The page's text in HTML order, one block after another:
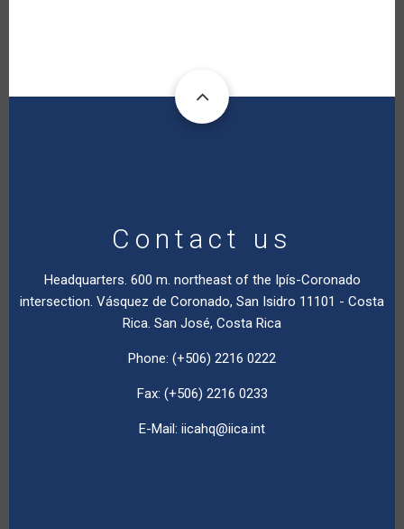
Contact us
Headquarters. 600 m. northeast of the Ipís-Coronado
intersection. Vásquez de Coronado, San Isidro 11101 - Costa
Rica. San José, Costa Rica
Phone: (+506) 2216 0222
Fax: (+506) 2216 0233
E-Mail: iicahq@iica.int